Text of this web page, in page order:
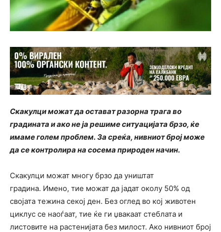
Скакулци можат да остават разорна трага во
градината и ако не ја решиме ситуацијата брзо, ќе
имаме голем проблем. За среќа, нивниот број може
да се контролира на сосема природен начин.
Скакулци можат многу брзо да уништат
градина. Имено, тие можат да јадат околу 50% од
својата тежина секој ден. Без оглед во кој животен
циклус се наоѓаат, тие ќе ги џвакаат стеблата и
листовите на растенијата без милост. Ако нивниот број